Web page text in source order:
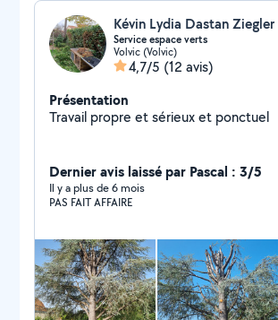
Kévin Lydia Dastan Ziegler
Service espace verts
Volvic (Volvic)
4,7/5 (12 avis)
Présentation
Travail propre et sérieux et ponctuel
Dernier avis laissé par Pascal : 3/5
Il y a plus de 6 mois
PAS FAIT AFFAIRE